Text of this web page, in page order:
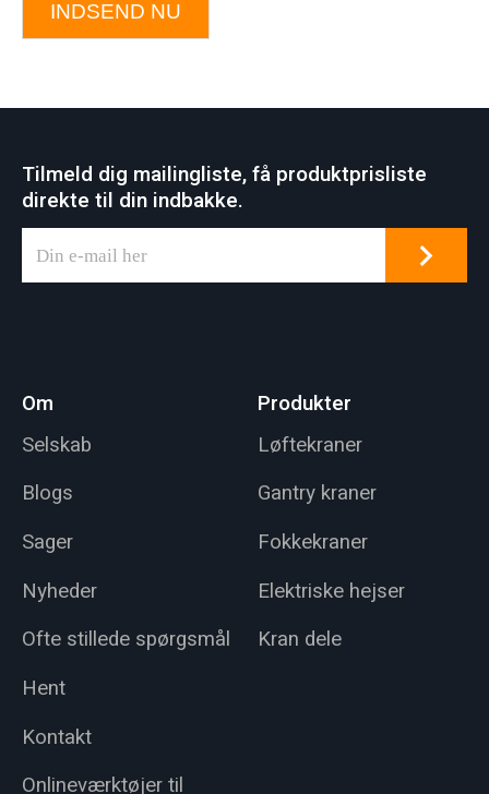
INDSEND NU
Tilmeld dig mailingliste, få produktprisliste
direkte til din indbakke.
Om
Selskab
Blogs
Sager
Nyheder
Ofte stillede spørgsmål
Hent
Kontakt
Onlineværktøjer til
Produkter
Løftekraner
Gantry kraner
Fokkekraner
Elektriske hejser
Kran dele